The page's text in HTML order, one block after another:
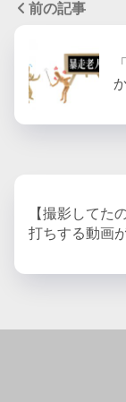
前の記事
【撮影してた
打ちする動画